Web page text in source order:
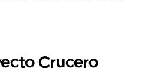
Crucero